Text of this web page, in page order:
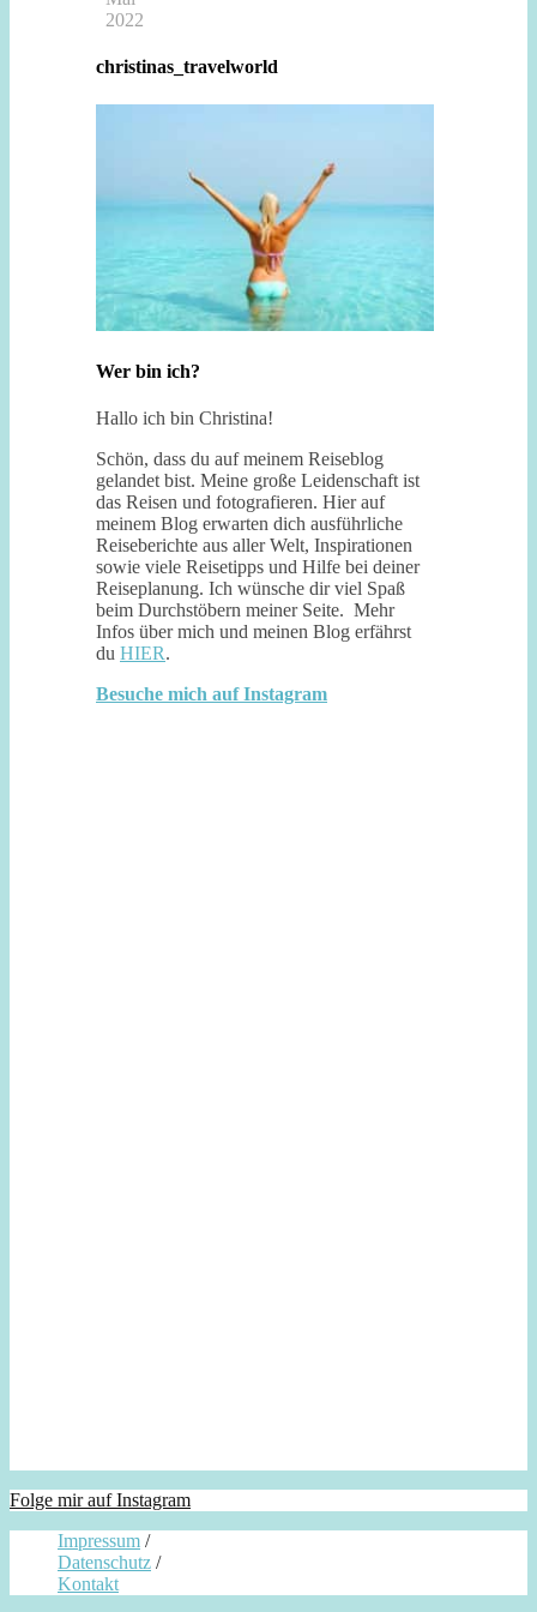
2022
christinas_travelworld
Wer bin ich?
Hallo ich bin Christina!
Schön, dass du auf meinem Reiseblog
gelandet bist. Meine große Leidenschaft ist
das Reisen und fotografieren. Hier auf
meinem Blog erwarten dich ausführliche
Reiseberichte aus aller Welt, Inspirationen
sowie viele Reisetipps und Hilfe bei deiner
Reiseplanung. Ich wünsche dir viel Spaß
beim Durchstöbern meiner Seite. Mehr
Infos über mich und meinen Blog erfährst
du HIER.
Besuche mich auf Instagram
Folge mir auf Instagram
Impressum /
Datenschutz /
Kontakt